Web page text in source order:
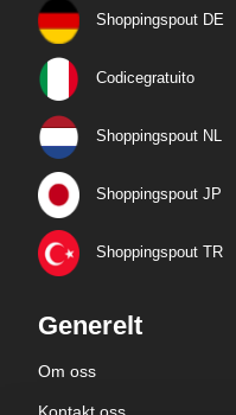
Shoppingspout DE
Codicegratuito
Shoppingspout NL
Shoppingspout JP
Shoppingspout TR
Generelt
Om oss